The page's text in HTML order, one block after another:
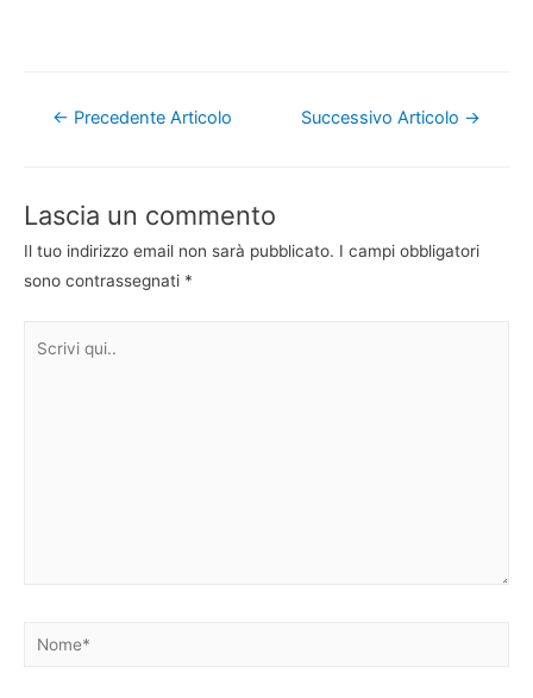
Navigazione
← Precedente Articolo Successivo Articolo →
Lascia un commento
Il tuo indirizzo email non sarà pubblicato. I campi obbligatori
sono contrassegnati *
Nome*